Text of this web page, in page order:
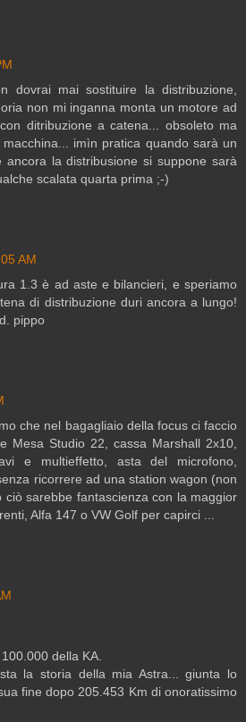
dovrai mai sostituire la distribuzione,
non mi inganna monta un motore ad
ditribuzione a catena... obsoleto ma
imìn pratica quando sarà un
ancora la distribusione si suppone sarà
scalata quarta prima ;-)
AM
1.3 è ad aste e bilancieri, e speriamo
di distribuzione duri ancora a lungo!
pippo
che nel bagagliaio della focus ci faccio
Mesa Studio 22, cassa Marshall 2x10,
e multieffetto, asta del microfono,
ricorrere ad una station wagon (non
ciò sarebbe fantascienza con la maggior
Alfa 147 o VW Golf per capirci ...
della KA.
la storia della mia Astra... giunta lo
fine dopo 205.453 Km di onoratissimo